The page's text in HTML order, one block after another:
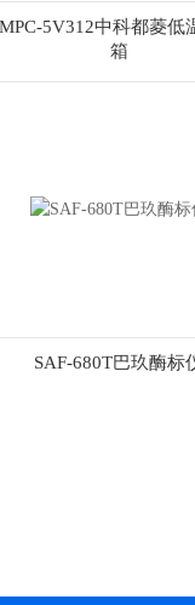
MPC-5V312中科都菱低
箱
SAF-680T巴玖酶标